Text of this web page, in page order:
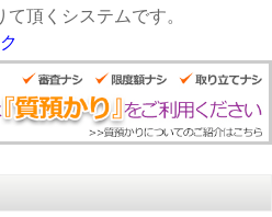
頂くシステムです。